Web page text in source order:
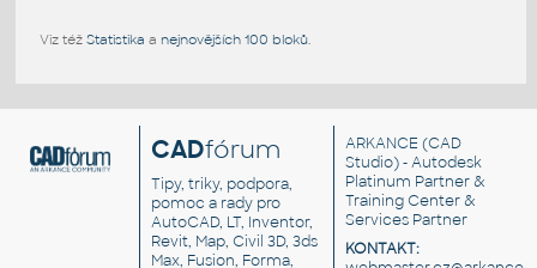
Viz též Statistika a nejnovějších 100 bloků.
CADfórum
Tipy, triky, podpora,
pomoc a rady pro
AutoCAD, LT, Inventor,
Revit, Map, Civil 3D, 3ds
Max, Fusion, Forma,
ARKANCE (CAD
Studio) - Autodesk
Platinum Partner &
Training Center &
Services Partner
KONTAKT: